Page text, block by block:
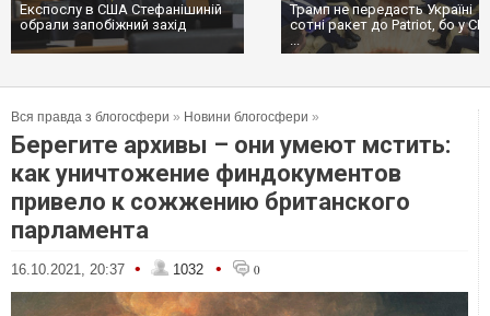
Трамп не передасть Україні
сотні ракет до Patriot, бо у США
Вибух у ресторані в Москві:
ціллю був головком ВКС
пр...
Вся правда з блогосфери » Новини блогосфери »
Берегите архивы – они умеют мстить:
как уничтожение финдокументов
привело к сожжению британского
парламента
16.10.2021, 20:37 • 1032 • 0